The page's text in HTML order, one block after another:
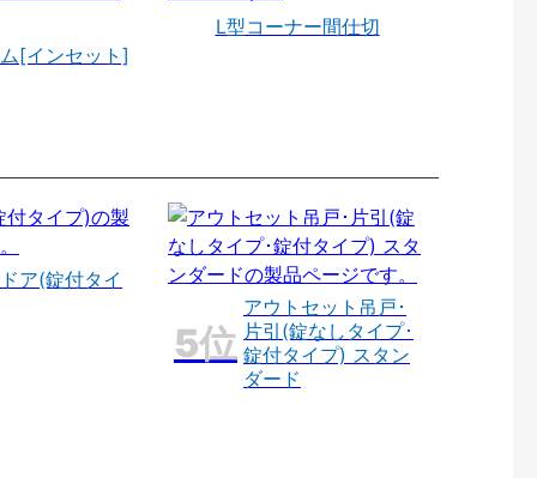
[インセット]
L型コーナー間仕切
ア(錠付タイ
アウトセット吊戸･
片引(錠なしタイプ･
錠付タイプ) スタン
ダード